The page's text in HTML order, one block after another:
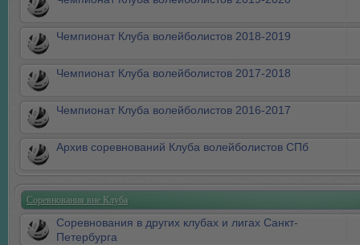
Чемпионат Клуба волейболистов 2018-2019
Чемпионат Клуба волейболистов 2017-2018
Чемпионат Клуба волейболистов 2016-2017
Архив соревнований Клуба волейболистов СПб
Соревнования вне Клуба
Соревнования в других клубах и лигах Санкт-
Петербурга